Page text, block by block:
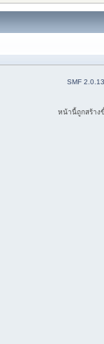
SMF 2.0.13
หน้านี้ถูกสร้าง